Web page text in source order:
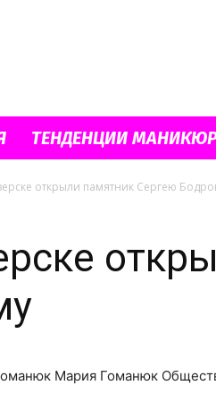
ТЕНДЕНЦИИ
открыли памятник Сергею
Мария Гоманюк